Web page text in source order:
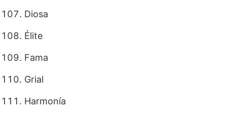
Diosa
Élite
Fama
Grial
Harmonía